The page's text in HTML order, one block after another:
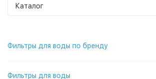
Каталог
Фильтры для воды по бренду
Фильтры для воды